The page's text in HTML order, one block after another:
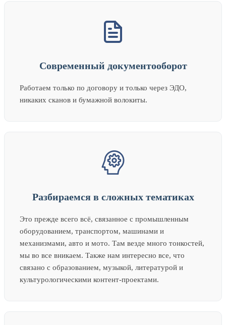
Современный документооборот
Работаем только по договору и только через ЭДО,
никаких сканов и бумажной волокиты.
Разбираемся в сложных тематиках
Это прежде всего всё, связанное с промышленным
оборудованием, транспортом, машинами и
механизмами, авто и мото. Там везде много тонкостей,
мы во все вникаем. Также нам интересно все, что
связано с образованием, музыкой, литературой и
культурологическими контент-проектами.